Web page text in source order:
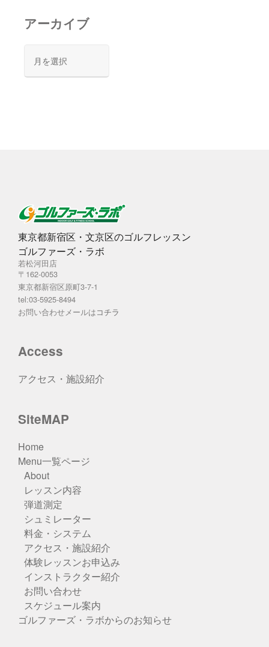
アーカイブ
カ
東京都新宿区・文京区のゴルフレッスン
ゴルファーズ・ラボ
若松河田店
〒162-0053
東京都新宿区原町3-7-1
tel:03-5925-8494
お問い合わせメールはコチラ
Access
アクセス・施設紹介
SiteMAP
Home
Menu一覧ページ
About
レッスン内容
弾道測定
シュミレーター
料金・システム
アクセス・施設紹介
体験レッスンお申込み
インストラクター紹介
お問い合わせ
スケジュール案内
ゴルファーズ・ラボからのお知らせ